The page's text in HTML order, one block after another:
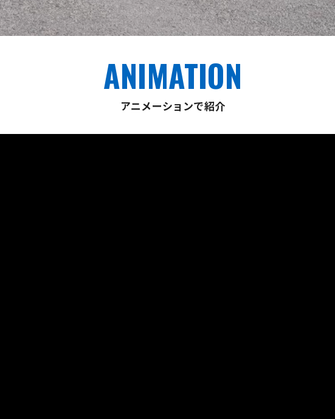
ANIMATION
アニメーションで紹介